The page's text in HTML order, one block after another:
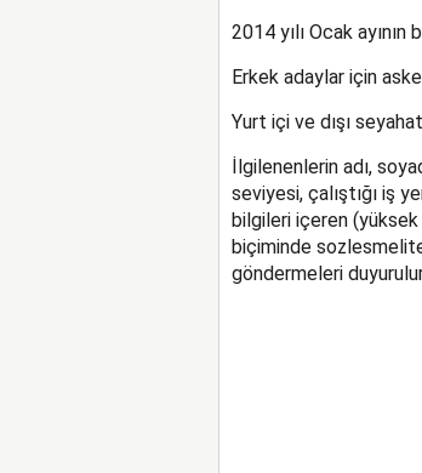
2014 yılı Ocak
Erkek adaylar için
Yurt içi ve dışı
İlgilenenlerin adı,
seviyesi, çalıştığı iş
bilgileri içeren
biçiminde
göndermeleri